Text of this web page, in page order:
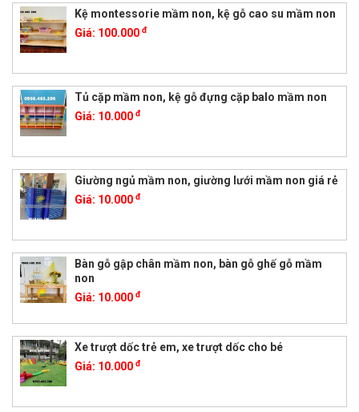
Kệ montessorie mầm non, kệ gỗ cao su mầm non
Giá: 100.000 đ
Tủ cặp mầm non, kệ gỗ đựng cặp balo mầm non
Giá: 10.000 đ
Giường ngủ mầm non, giường lưới mầm non giá rẻ
Giá: 10.000 đ
Bàn gỗ gập chân mầm non, bàn gỗ ghế gỗ mầm
non
Giá: 10.000 đ
Xe trượt dốc trẻ em, xe trượt dốc cho bé
Giá: 10.000 đ